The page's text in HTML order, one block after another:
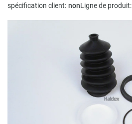
spécification client: nonLigne de produit: